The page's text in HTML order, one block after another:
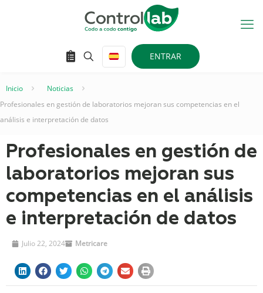
ENTRAR
Inicio Noticias
Profesionales en gestión de laboratorios mejoran sus competencias en el
análisis e interpretación de datos
Profesionales en gestión de
laboratorios mejoran sus
competencias en el análisis
e interpretación de datos
Julio 22, 2024 Metricare